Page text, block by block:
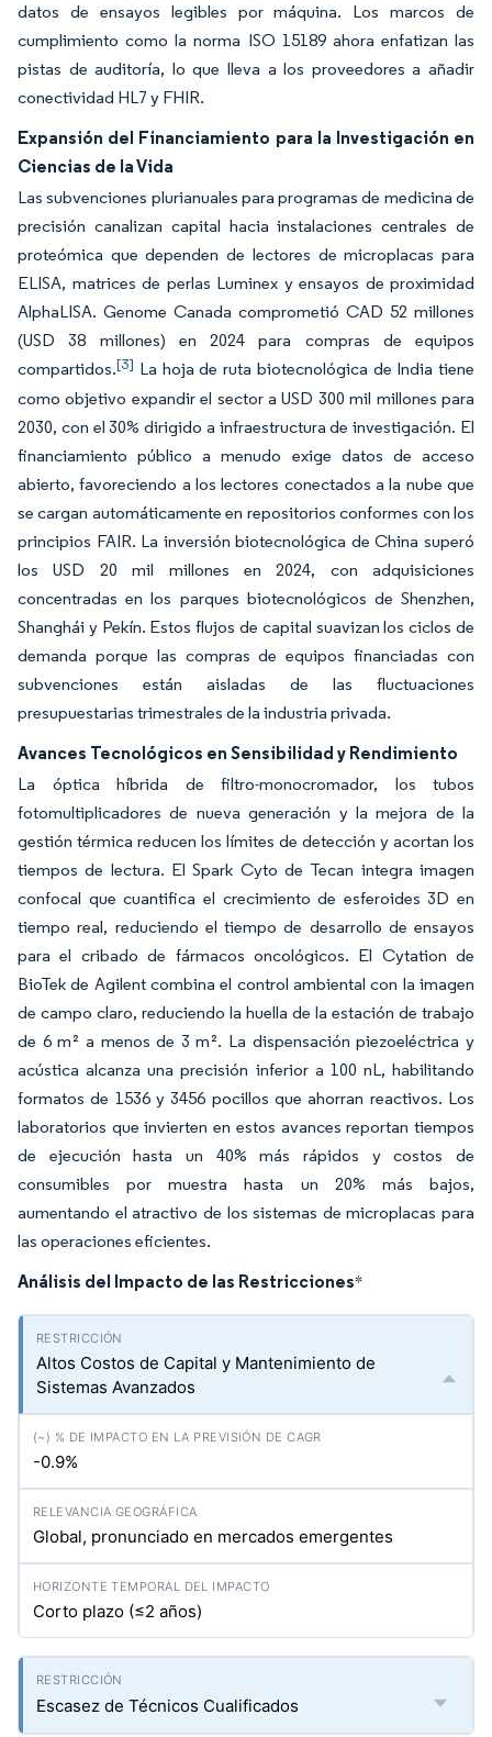
datos de ensayos legibles por máquina. Los marcos de
cumplimiento como la norma ISO 15189 ahora enfatizan las
pistas de auditoría, lo que lleva a los proveedores a añadir
conectividad HL7 y FHIR.
Expansión del Financiamiento para la Investigación en
Ciencias de la Vida
Las subvenciones plurianuales para programas de medicina de
precisión canalizan capital hacia instalaciones centrales de
proteómica que dependen de lectores de microplacas para
ELISA, matrices de perlas Luminex y ensayos de proximidad
AlphaLISA. Genome Canada comprometió CAD 52 millones
(USD 38 millones) en 2024 para compras de equipos
compartidos.[3] La hoja de ruta biotecnológica de India tiene
como objetivo expandir el sector a USD 300 mil millones para
2030, con el 30% dirigido a infraestructura de investigación. El
financiamiento público a menudo exige datos de acceso
abierto, favoreciendo a los lectores conectados a la nube que
se cargan automáticamente en repositorios conformes con los
principios FAIR. La inversión biotecnológica de China superó
los USD 20 mil millones en 2024, con adquisiciones
concentradas en los parques biotecnológicos de Shenzhen,
Shanghái y Pekín. Estos flujos de capital suavizan los ciclos de
demanda porque las compras de equipos financiadas con
subvenciones están aisladas de las fluctuaciones
presupuestarias trimestrales de la industria privada.
Avances Tecnológicos en Sensibilidad y Rendimiento
La óptica híbrida de filtro-monocromador, los tubos
fotomultiplicadores de nueva generación y la mejora de la
gestión térmica reducen los límites de detección y acortan los
tiempos de lectura. El Spark Cyto de Tecan integra imagen
confocal que cuantifica el crecimiento de esferoides 3D en
tiempo real, reduciendo el tiempo de desarrollo de ensayos
para el cribado de fármacos oncológicos. El Cytation de
BioTek de Agilent combina el control ambiental con la imagen
de campo claro, reduciendo la huella de la estación de trabajo
de 6 m² a menos de 3 m². La dispensación piezoeléctrica y
acústica alcanza una precisión inferior a 100 nL, habilitando
formatos de 1536 y 3456 pocillos que ahorran reactivos. Los
laboratorios que invierten en estos avances reportan tiempos
de ejecución hasta un 40% más rápidos y costos de
consumibles por muestra hasta un 20% más bajos,
aumentando el atractivo de los sistemas de microplacas para
las operaciones eficientes.
Análisis del Impacto de las Restricciones*
Altos Costos de Capital y Mantenimiento de
Sistemas Avanzados
-0.9%
Global, pronunciado en mercados emergentes
Corto plazo (≤2 años)
Escasez de Técnicos Cualificados